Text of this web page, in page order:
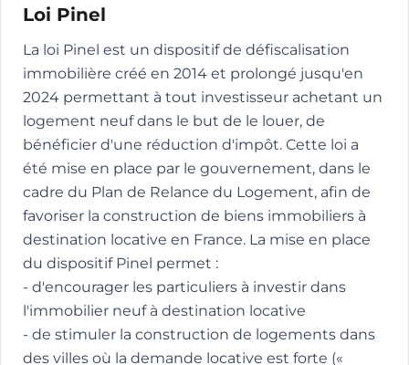
Loi Pinel
La loi Pinel est un dispositif de défiscalisation
immobilière créé en 2014 et prolongé jusqu'en
2024 permettant à tout investisseur achetant un
logement neuf dans le but de le louer, de
bénéficier d'une réduction d'impôt. Cette loi a
été mise en place par le gouvernement, dans le
cadre du Plan de Relance du Logement, afin de
favoriser la construction de biens immobiliers à
destination locative en France. La mise en place
du dispositif Pinel permet :
- d'encourager les particuliers à investir dans
l'immobilier neuf à destination locative
- de stimuler la construction de logements dans
des villes où la demande locative est forte («